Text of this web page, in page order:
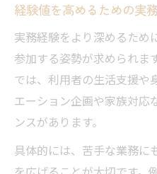
経験値を高めるための実
実務経験をより深めるため
参加する姿勢が求められま
では、利用者の生活支援や
エーション企画や家族対応
ンスがあります。
具体的には、苦手な業務に